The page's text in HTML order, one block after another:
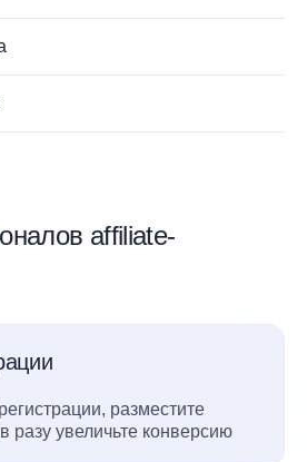
affiliate-
разместите
разу увеличьте конверсию